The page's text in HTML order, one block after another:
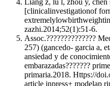
Liang z, lu l, zhou y, chen
[clinicalinvestigationof
zazhi.2014;52(1):51-6.
Assoc.??????????????
257) (gancedo- garcia a,
ansiedad y de
embarazadas???????
primaria.2018. Https://
article inpress+ modelap